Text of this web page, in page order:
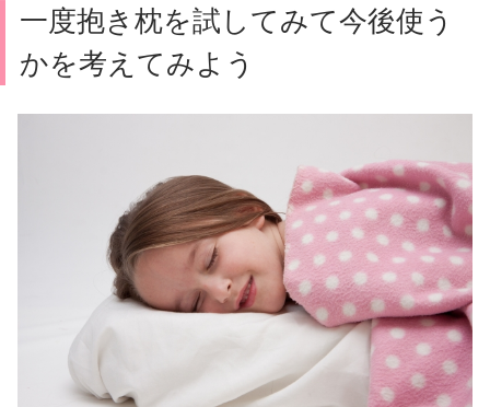
一度抱き枕を試してみて今後使う
かを考えてみよう